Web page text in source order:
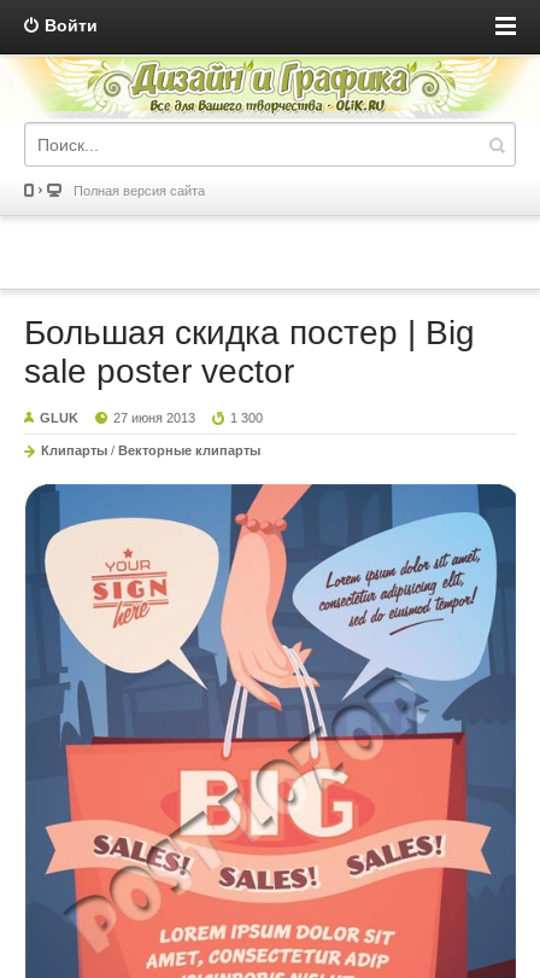
Войти
Полная версия сайта
Большая скидка постер | Big
sale poster vector
GLUK 27 июня 2013 1 300
Клипарты / Векторные клипарты